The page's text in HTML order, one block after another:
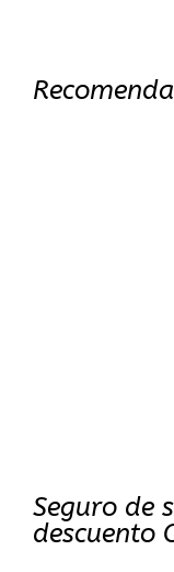
Seguro de
descuento